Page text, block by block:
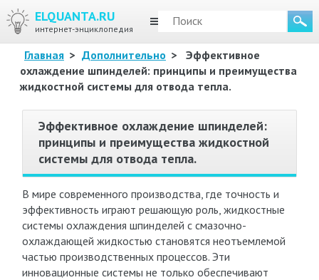
ELQUANTA.RU
интернет-энциклопедия
МЕНЮ
Главная > Дополнительно >
Эффективное
охлаждение шпинделей: принципы и преимущества
жидкостной системы для отвода тепла.
Эффективное охлаждение шпинделей:
принципы и преимущества жидкостной
системы для отвода тепла.
В мире современного производства, где точность и
эффективность играют решающую роль, жидкостные
системы охлаждения шпинделей с смазочно-
охлаждающей жидкостью становятся неотъемлемой
частью производственных процессов. Эти
инновационные системы не только обеспечивают